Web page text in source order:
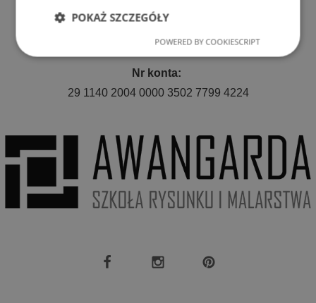
E-mail:
awangarda.roda@gmail.com
Nr konta:
29 1140 2004 0000 3502 7799 4224
POKAŻ SZCZEGÓŁY
Wydajność
Niezbędne Wydajność
Targetowanie
podstawowych funkcji strony internetowej, takich
jak logowanie użytkownika i zarządzanie kontem.
POWERED BY COOKIESCRIPT